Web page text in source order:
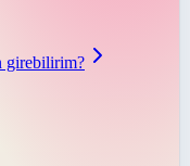
girebilirim?